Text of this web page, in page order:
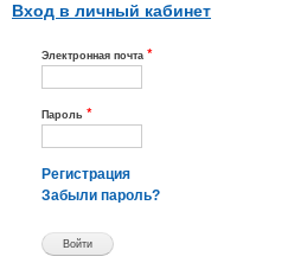
Вход в личный кабинет
Электронная почта *
Пароль *
Регистрация
Забыли пароль?